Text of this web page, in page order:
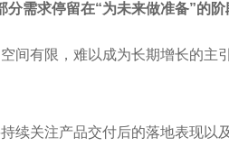
分需求停留在“为未来做准备”的
间有限，难以成为长期增长的主
关注产品交付后的落地表现以